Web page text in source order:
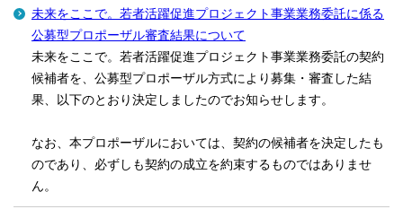
未来をここで。若者活躍促進プロジェクト事業業務委託に係る
公募型プロポーザル審査結果について
未来をここで。若者活躍促進プロジェクト事業業務委託の契約
候補者を、公募型プロポーザル方式により募集・審査した結
果、以下のとおり決定しましたのでお知らせします。
なお、本プロポーザルにおいては、契約の候補者を決定したも
のであり、必ずしも契約の成立を約束するものではありませ
ん。